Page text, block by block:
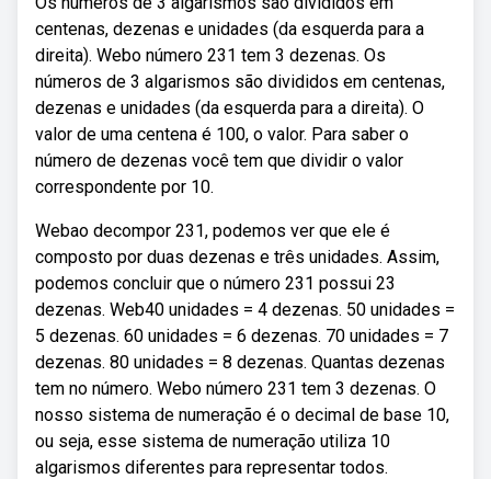
centenas, dezenas e unidades (da esquerda para a
direita). Webo número 231 tem 3 dezenas. Os
números de 3 algarismos são divididos em centenas,
dezenas e unidades (da esquerda para a direita). O
valor de uma centena é 100, o valor. Para saber o
número de dezenas você tem que dividir o valor
correspondente por 10.
Webao decompor 231, podemos ver que ele é
composto por duas dezenas e três unidades. Assim,
podemos concluir que o número 231 possui 23
dezenas. Web40 unidades = 4 dezenas. 50 unidades =
5 dezenas. 60 unidades = 6 dezenas. 70 unidades = 7
dezenas. 80 unidades = 8 dezenas. Quantas dezenas
tem no número. Webo número 231 tem 3 dezenas. O
nosso sistema de numeração é o decimal de base 10,
ou seja, esse sistema de numeração utiliza 10
algarismos diferentes para representar todos.